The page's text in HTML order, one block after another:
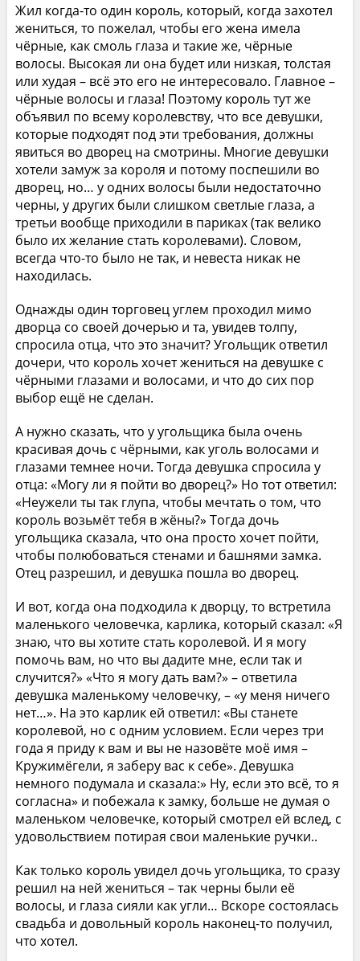
Жил когда-то один король, который, когда захотел
жениться, то пожелал, чтобы его жена имела
чёрные, как смоль глаза и такие же, чёрные
волосы. Высокая ли она будет или низкая, толстая
или худая – всё это его не интересовало. Главное –
чёрные волосы и глаза! Поэтому король тут же
объявил по всему королевству, что все девушки,
которые подходят под эти требования, должны
явиться во дворец на смотрины. Многие девушки
хотели замуж за короля и потому поспешили во
дворец, но… у одних волосы были недостаточно
черны, у других были слишком светлые глаза, а
третьи вообще приходили в париках (так велико
было их желание стать королевами). Словом,
всегда что-то было не так, и невеста никак не
находилась.
Однажды один торговец углем проходил мимо
дворца со своей дочерью и та, увидев толпу,
спросила отца, что это значит? Угольщик ответил
дочери, что король хочет жениться на девушке с
чёрными глазами и волосами, и что до сих пор
выбор ещё не сделан.
А нужно сказать, что у угольщика была очень
красивая дочь с чёрными, как уголь волосами и
глазами темнее ночи. Тогда девушка спросила у
отца: «Могу ли я пойти во дворец?» Но тот ответил:
«Неужели ты так глупа, чтобы мечтать о том, что
король возьмёт тебя в жёны?» Тогда дочь
угольщика сказала, что она просто хочет пойти,
чтобы полюбоваться стенами и башнями замка.
Отец разрешил, и девушка пошла во дворец.
И вот, когда она подходила к дворцу, то встретила
маленького человечка, карлика, который сказал: «Я
знаю, что вы хотите стать королевой. И я могу
помочь вам, но что вы дадите мне, если так и
случится?» «Что я могу дать вам?» – ответила
девушка маленькому человечку, – «у меня ничего
нет…». На это карлик ей ответил: «Вы станете
королевой, но с одним условием. Если через три
года я приду к вам и вы не назовёте моё имя –
Кружимёгели, я заберу вас к себе». Девушка
немного подумала и сказала:» Ну, если это всё, то я
согласна» и побежала к замку, больше не думая о
маленьком человечке, который смотрел ей вслед, с
удовольствием потирая свои маленькие ручки..
Как только король увидел дочь угольщика, то сразу
решил на ней жениться – так черны были её
волосы, и глаза сияли как угли… Вскоре состоялась
свадьба и довольный король наконец-то получил,
что хотел.